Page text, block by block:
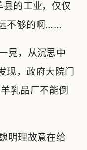
的工业，仅仅
不够的啊……
晃，从沉思中
现，政府大院门
乳品厂不能倒
明理故意在给